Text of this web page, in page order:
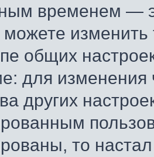
временем —
изменить
общих
для изменения
других
то